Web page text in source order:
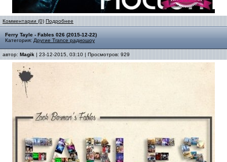
Комментарии (0) Подробнее
Ferry Tayle - Fables 026 (2015-12-22)
Категория: Другие Trance радиошоу
автор: Magik | 23-12-2015, 03:10 | Просмотров: 929